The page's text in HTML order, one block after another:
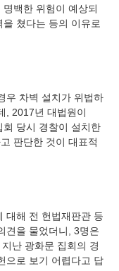
백한 위험이 예상되
쳤다는 등의 이유로
우 차벽 설치가 위법하
, 2017년 대법원이
당시 경찰이 설치한
판단한 것이 대표적
해 전 헌법재판관 등
견을 물었더니, 3명은
난 광화문 집회의 경
으로 보기 어렵다고 답